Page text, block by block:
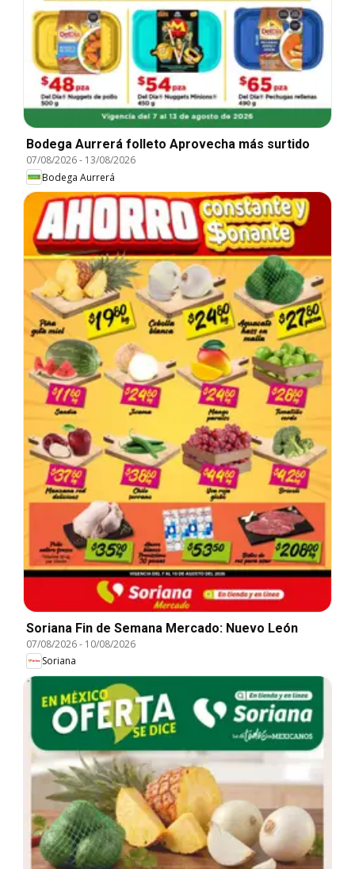
Bodega Aurrerá folleto Aprovecha más surtido
07/08/2026- 13/08/2026
Bodega Aurrerá
Soriana Fin de Semana Mercado: Nuevo León
07/08/2026- 10/08/2026
Soriana